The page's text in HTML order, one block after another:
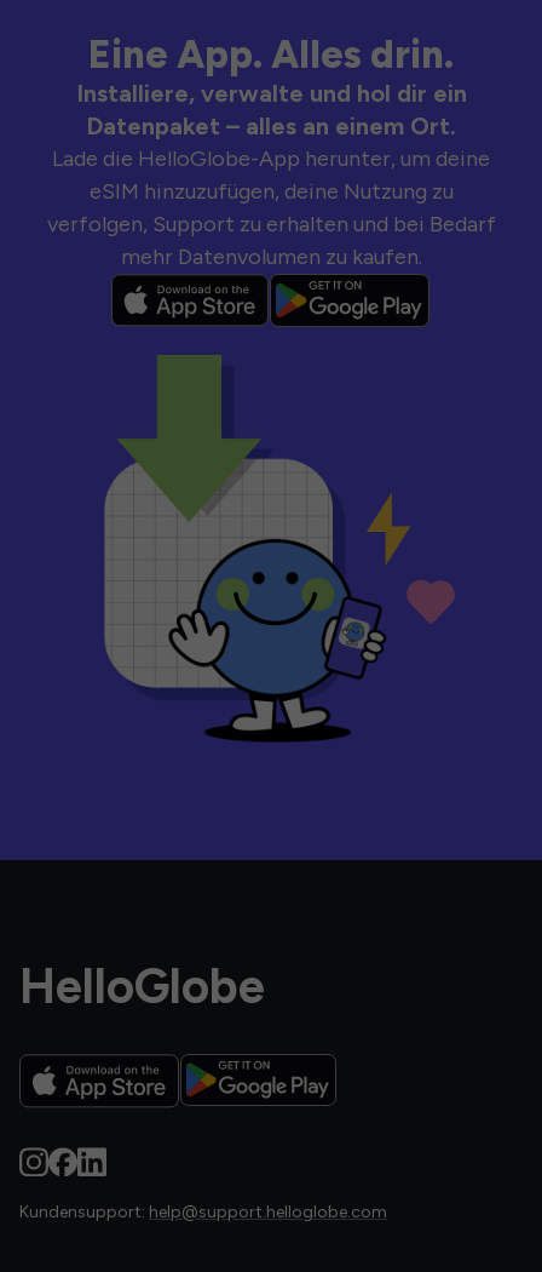
Eine App. Alles drin.
Installiere, verwalte und hol dir ein
Datenpaket – alles an einem Ort.
Lade die HelloGlobe-App herunter, um deine
eSIM hinzuzufügen, deine Nutzung zu
verfolgen, Support zu erhalten und bei Bedarf
mehr Datenvolumen zu kaufen.
HelloGlobe
Kundensupport: help@support.helloglobe.com